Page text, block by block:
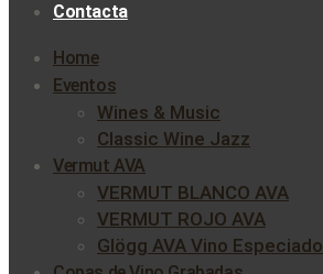
Contacta
Home
Eventos
Wines & Music
Classic Wine Jazz
Vermut AVA
VERMUT BLANCO AVA
VERMUT ROJO AVA
Glögg AVA Vino Especiado